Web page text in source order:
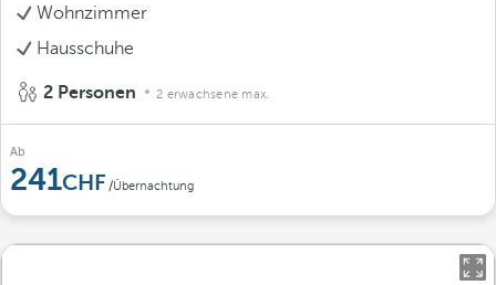
Wohnzimmer
Hausschuhe
2 Personen 2 erwachsene max.
Ab
241 /Übernachtung